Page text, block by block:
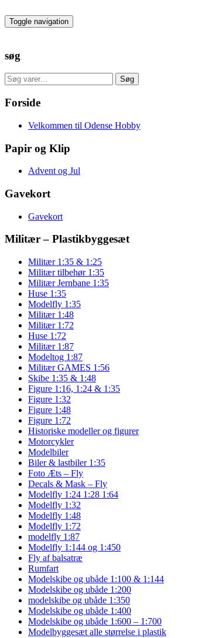
to
the
Toggle navigation
søg
Søg
efter:
Søg
Forside
Velkommen til Odense Hobby
Papir og Klip
Advent og Jul
Gavekort
Gavekort
Militær – Plastikbyggesæt
Militær 1:35 & 1:25
Militær tilbehør 1:35
Militær Jernbane 1:35
Huse 1:35
Modelfly 1:35
Militær 1:48
Militær 1:72
Huse 1:72
Militær 1:87
Modeltog 1:87
Militær GAMES 1:56
Skibe 1:35 & 1:48
Figure 1:16, 1:24 & 1:35
Figure 1:32
Figure 1:48
Figure 1:72
Historiske modeller og figurer
Motorcykler
Modelbiler
Biler & lastbiler 1:35
Foto Æts – Fly
Decals & Mask – Fly
Modelfly 1:24 1:28 1:64
Modelfly 1:32
Modelfly 1:48
Modelfly 1:72
modelfly 1:87
Modelfly 1:144 og 1:450
Fly af balsatræ
Rumfart
Modelskibe og ubåde 1:100 & 1:144
Modelskibe og ubåde 1:200
modelskibe og ubåde 1:350
Modelskibe og ubåde 1:400
Modelskibe og ubåde 1:600 – 1:700
Modelbyggesæt alle størrelse i plastik